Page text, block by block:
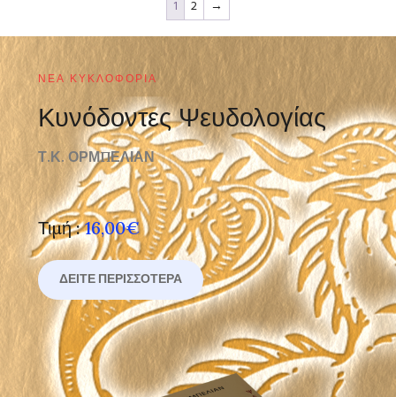
1 2 →
ΝΈΑ ΚΥΚΛΟΦΟΡΊΑ
Κυνόδοντες Ψευδολογίας
Τ.Κ. ΟΡΜΠΕΛΙΑΝ
Τιμή : 16,00€
ΔΕΊΤΕ ΠΕΡΙΣΣΌΤΕΡΑ